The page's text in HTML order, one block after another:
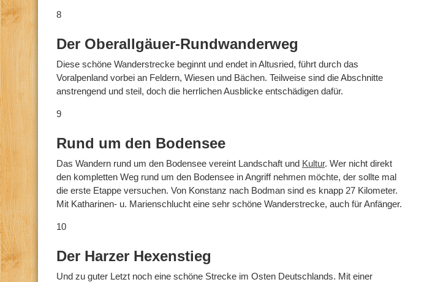
8
Der Oberallgäuer-Rundwanderweg
Diese schöne Wanderstrecke beginnt und endet in Altusried, führt durch das
Voralpenland vorbei an Feldern, Wiesen und Bächen. Teilweise sind die Abschnitte
anstrengend und steil, doch die herrlichen Ausblicke entschädigen dafür.
9
Rund um den Bodensee
Das Wandern rund um den Bodensee vereint Landschaft und Kultur. Wer nicht direkt
den kompletten Weg rund um den Bodensee in Angriff nehmen möchte, der sollte mal
die erste Etappe versuchen. Von Konstanz nach Bodman sind es knapp 27 Kilometer.
Mit Katharinen- u. Marienschlucht eine sehr schöne Wanderstrecke, auch für Anfänger.
10
Der Harzer Hexenstieg
Und zu guter Letzt noch eine schöne Strecke im Osten Deutschlands. Mit einer